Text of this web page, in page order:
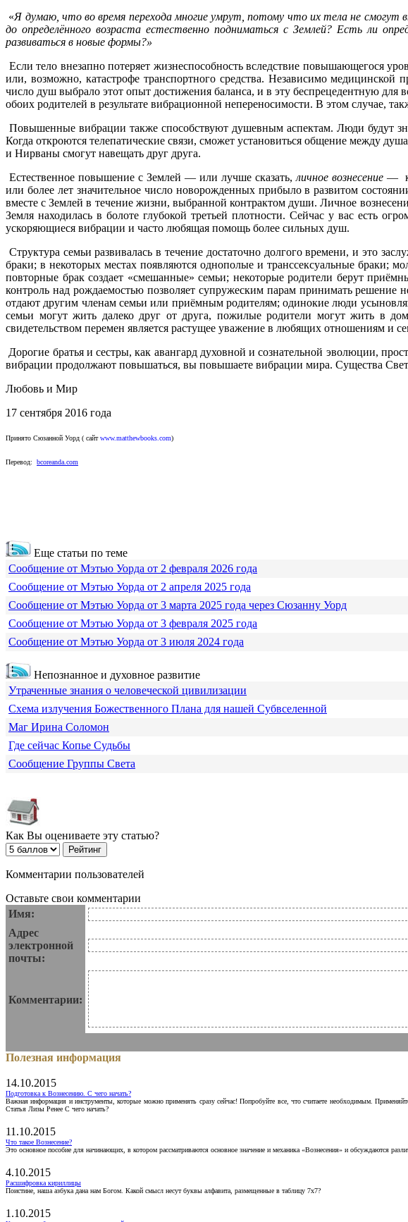
«Я думаю, что во время перехода многие умрут, потому что их тела не смогут
до определённого возраста естественно подниматься с Землей? Есть ли
развиваться в новые формы?»
Если тело внезапно потеряет жизнеспособность вследствие повышающегося
или, возможно, катастрофе транспортного средства. Независимо
число душ выбрало этот опыт достижения баланса, и в эту беспрецедентную
обоих родителей в результате вибрационной непереносимости. В этом случае,
Повышенные вибрации также способствуют душевным аспектам. Люди будут
Когда откроются телепатические связи, сможет установиться общение между
и Нирваны смогут навещать друг друга.
Естественное повышение с Землей — или лучше сказать,личное вознесение —
или более лет значительное число новорожденных прибыло в развитом
вместе с Землей в течение жизни, выбранной контрактом души. Личное
Земля находилась в болоте глубокой третьей плотности. Сейчас у вас есть
ускоряющиеся вибрации и часто любящая помощь более сильных душ.
Структура семьи развивалась в течение достаточно долгого времени, и это
браки; в некоторых местах появляются однополые и транссексуальные браки;
повторные брак создает «смешанные» семьи; некоторые родители берут
контроль над рождаемостью позволяет супружеским парам принимать решение
отдают другим членам семьи или приёмным родителям; одинокие люди
семьи могут жить далеко друг от друга, пожилые родители могут жить в
свидетельством перемен является растущее уважение в любящих отношениям и
Дорогие братья и сестры, как авангард духовной и сознательной эволюции,
вибрации продолжают повышаться, вы повышаете вибрации мира. Существа
Любовь и Мир
17 сентября 2016 года
Принято Сюзанной Уорд ( сайтwww.matthewbooks.com)
Перевод: bcoreanda.com
Еще статьи по теме
Сообщение от Мэтью Уорда от 2 февраля 2026 года
Сообщение от Мэтью Уорда от 2 апреля 2025 года
Сообщение от Мэтью Уорда от 3 марта 2025 года через Сюзанну Уорд
Сообщение от Мэтью Уорда от 3 февраля 2025 года
Сообщение от Мэтью Уорда от 3 июля 2024 года
Непознанное и духовное развитие
Утраченные знания о человеческой цивилизации
Схема излучения Божественного Плана для нашей Субвселенной
Маг Ирина Соломон
Где сейчас Копье Судьбы
Сообщение Группы Света
Как Вы оцениваете эту статью?
Комментарии пользователей
Оставьте свои комментарии
Имя:
Адрес
электронной
почты:
Комментарии:
Полезная информация
14.10.2015
Подготовка к Вознесению. С чего начать?
Важная информация и инструменты, которые можно применять сразу сейчас! Попробуйте все, что считаете необходимым.
Статья Лизы Ренее С чего начать?
11.10.2015
Что такое Вознесение?
Это основное пособие для начинающих, в котором рассматриваются основное значение и механика «Вознесения» и обсуждаются
4.10.2015
Расшифровка кириллицы
Поистине, наша азбука дана нам Богом. Какой смысл несут буквы алфавита, размещенные в таблицу 7х7?
1.10.2015